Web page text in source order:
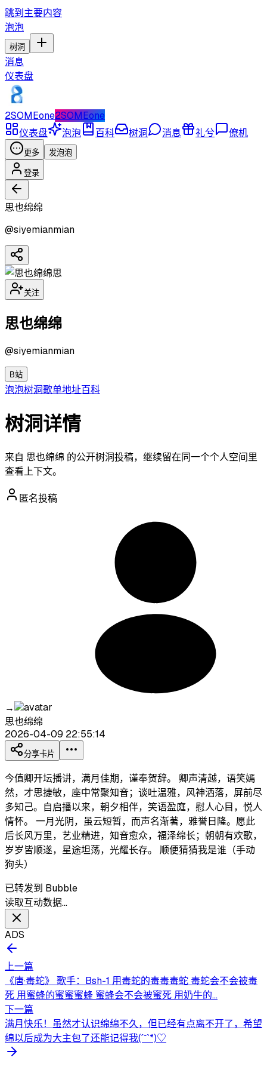
跳到主要内容
泡泡
树洞
消息
仪表盘
2SOMEone2SOMEone
仪表盘
泡泡 百科 树洞 消息 礼兮 僚机
更多 发泡泡
登录
思也绵绵
@siyemianmian
思
关注
思也绵绵
@siyemianmian
B站
泡泡树洞歌单地址百科
树洞详情
来自 思也绵绵 的公开树洞投稿，继续留在同一个个人空间里
查看上下文。
匿名投稿
→
思也绵绵
2026-04-09 22:55:14
分享卡片
今值卿开坛播讲，满月佳期，谨奉贺辞。 卿声清越，语笑嫣
然，才思捷敏，座中常聚知音；谈吐温雅，风神洒落，屏前尽
多知己。自启播以来，朝夕相伴，笑语盈庭，慰人心目，悦人
情怀。 一月光阴，虽云短暂，而声名渐著，雅誉日隆。愿此
后长风万里，艺业精进，知音愈众，福泽绵长；朝朝有欢歌，
岁岁皆顺遂，星途坦荡，光耀长存。 顺便猜猜我是谁（手动
狗头）
已转发到 Bubble
读取互动数据…
ADS
上一篇
《唐·毒蛇》 歌手：Bsh-1 用毒蛇的毒毒毒蛇 毒蛇会不会被毒
死 用蜜蜂的蜜蜜蜜蜂 蜜蜂会不会被蜜死 用奶牛的...
下一篇
满月快乐！虽然才认识绵绵不久，但已经有点离不开了，希望
绵以后成为大主包了还能记得我(ˊ˘ˋ*)♡